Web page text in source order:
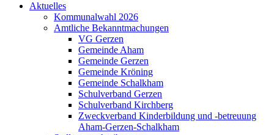
Aktuelles
Kommunalwahl 2026
Amtliche Bekanntmachungen
VG Gerzen
Gemeinde Aham
Gemeinde Gerzen
Gemeinde Kröning
Gemeinde Schalkham
Schulverband Gerzen
Schulverband Kirchberg
Zweckverband Kinderbildung und -betreuung
Aham-Gerzen-Schalkham